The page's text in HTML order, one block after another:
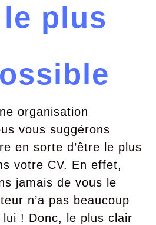
plus
organisation
vous suggérons
en sorte d’être le plus
votre CV. En effet,
jamais de vous le
n’a pas beaucoup
! Donc, le plus clair